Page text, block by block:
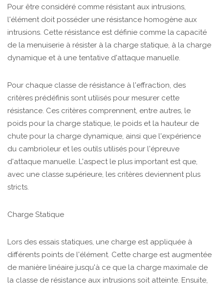
Pour être considéré comme résistant aux intrusions,
l'élément doit posséder une résistance homogène aux
intrusions. Cette résistance est définie comme la capacité
de la menuiserie à résister à la charge statique, à la charge
dynamique et à une tentative d'attaque manuelle.
Pour chaque classe de résistance à l'effraction, des
critères prédéfinis sont utilisés pour mesurer cette
résistance. Ces critères comprennent, entre autres, le
poids pour la charge statique, le poids et la hauteur de
chute pour la charge dynamique, ainsi que l'expérience
du cambrioleur et les outils utilisés pour l'épreuve
d'attaque manuelle. L'aspect le plus important est que,
avec une classe supérieure, les critères deviennent plus
stricts.
Charge Statique
Lors des essais statiques, une charge est appliquée à
différents points de l'élément. Cette charge est augmentée
de manière linéaire jusqu'à ce que la charge maximale de
la classe de résistance aux intrusions soit atteinte. Ensuite,